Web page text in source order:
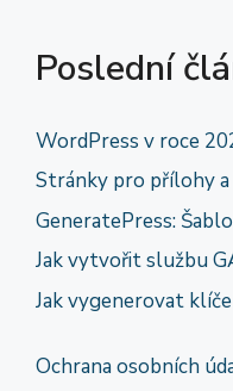
Poslední
WordPress v roce
Stránky pro přílohy
GeneratePress:
Jak vytvořit službu
Jak vygenerovat
Ochrana osobních